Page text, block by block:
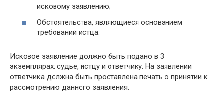
исковому заявлению;
Обстоятельства, являющиеся основанием
требований истца.
Исковое заявление должно быть подано в 3
экземплярах: судье, истцу и ответчику. На заявлении
ответчика должна быть проставлена печать о принятии к
рассмотрению данного заявления.